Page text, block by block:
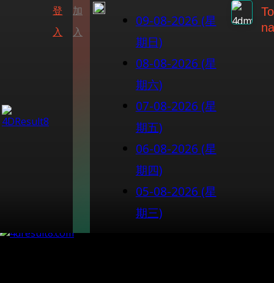
登
入
加
入
09-08-2026 (星
期日)
08-08-2026 (星
期六)
07-08-2026 (星
期五)
06-08-2026 (星
期四)
05-08-2026 (星
期三)